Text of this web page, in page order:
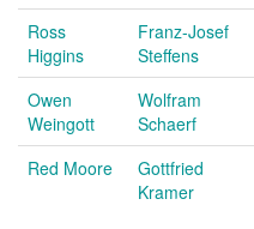
Ross
Higgins
Franz-Josef
Steffens
Owen
Weingott
Wolfram
Schaerf
Red Moore
Gottfried
Kramer